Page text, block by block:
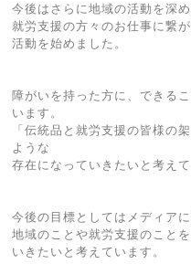
今後はさらに地域の活動を深
就労支援の方々のお仕事に繋
活動を始めました。
障がいを持った方に、できる
います。
「伝統品と就労支援の皆様の
ような
存在になっていきたいと考えて
今後の目標としてはメディア
地域のことや就労支援のこと
いきたいと考えています。